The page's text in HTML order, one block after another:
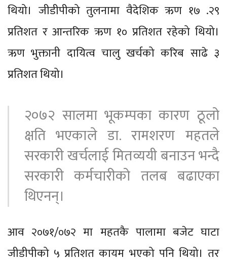
थियो। जीडीपीको तुलनामा वैदेशिक ऋण १७ .२९
प्रतिशत र आन्तरिक ऋण १० प्रतिशत रहेको थियो।
ऋण भुक्तानी दायित्व चालु खर्चको करिब साढे ३
प्रतिशत थियो।
२०७२ सालमा भूकम्पका कारण ठूलो
क्षति भएकाले डा. रामशरण महतले
सरकारी खर्चलाई मितव्ययी बनाउन भन्दै
सरकारी कर्मचारीको तलब बढाएका
थिएनन्।
आव २०७१/०७२ मा महतकै पालामा बजेट घाटा
जीडीपीको ५ प्रतिशत कायम भएको पनि थियो। तर